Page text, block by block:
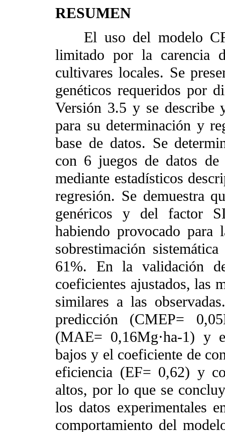
RESUMEN
El uso del modelo
limitado por la carencia
cultivares locales. Se
genéticos requeridos por
Versión 3.5 y se describe
para su determinación y
base de datos. Se
con 6 juegos de datos
mediante estadísticos
regresión. Se demuestra
genéricos y del factor
habiendo provocado para
sobrestimación
61%. En la validación
coeficientes ajustados, las
similares a las
predicción (CMEP=
(MAE= 0,16Mg·ha-1) y
bajos y el coeficiente de
eficiencia (EF= 0,62) y
altos, por lo que se
los datos experimentales
comportamiento del